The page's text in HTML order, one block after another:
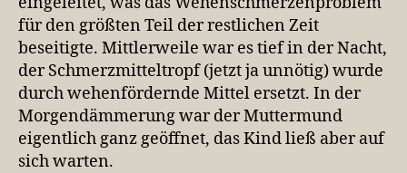
für den größten Teil der restlichen Zeit
beseitigte. Mittlerweile war es tief in der Nacht,
der Schmerzmitteltropf (jetzt ja unnötig) wurde
durch wehenfördernde Mittel ersetzt. In der
Morgendämmerung war der Muttermund
eigentlich ganz geöffnet, das Kind ließ aber auf
sich warten.